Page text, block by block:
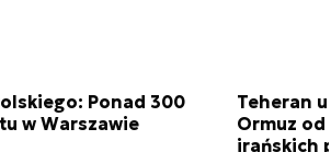
Ponad 300
w Warszawie
Teheran
Ormuz
irańskich